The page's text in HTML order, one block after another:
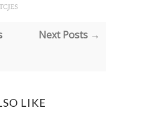
Next Posts →
LIKE